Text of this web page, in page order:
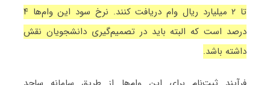
تا ۲ میلیارد ریال وام دریافت کنند. نرخ سود این وام‌ها ۴
درصد است که البته باید در تصمیم‌گیری دانشجویان نقش
داشته باشد.